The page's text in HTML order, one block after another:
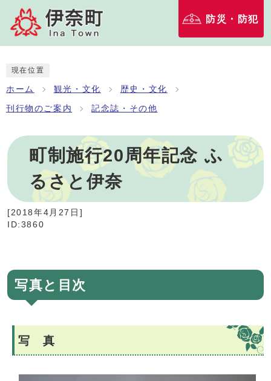
防災・防犯
現在位置
ホーム 観光・文化 歴史・文化
刊行物のご案内 記念誌・その他
町制施行20周年記念 ふ
るさと伊奈
[2018年4月27日 ]
ID:3860
写真と目次
写 真